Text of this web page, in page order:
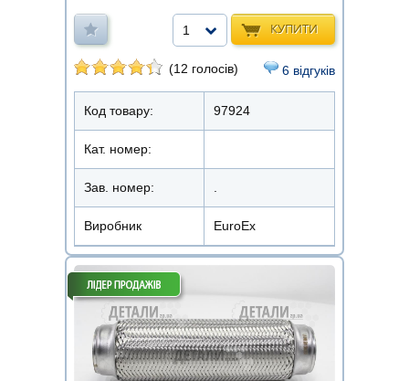
КУПИТИ
1
(12 голосів) 6 відгуків
Код товару: 97924
Кат. номер:
Зав. номер:
Виробник EuroEx